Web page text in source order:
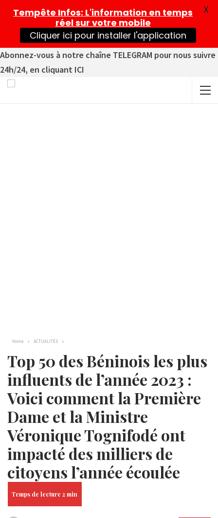
Abonnez-vous à notre chaîne TELEGRAM pour nous suivre
24h/24, en cliquant ICI
Home ACTUALITÉS
Top 50 des Béninois les plus
influents de l’année 2023 :
Voici comment la Première
Dame et la Ministre
Véronique Tognifodé ont
impacté des milliers de
citoyens l’année écoulée
Tempête Infos: L'information en temps
réel sur votre mobile
Cliquer ici pour installer l'application
X